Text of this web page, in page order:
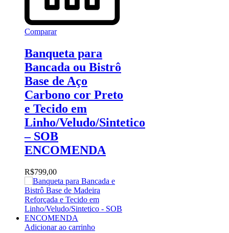
Comparar
Banqueta para
Bancada ou Bistrô
Base de Aço
Carbono cor Preto
e Tecido em
Linho/Veludo/Sintetico
– SOB
ENCOMENDA
R$799,00
Adicionar ao carrinho